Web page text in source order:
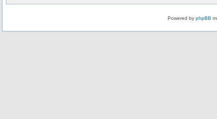
Powered by phpBB